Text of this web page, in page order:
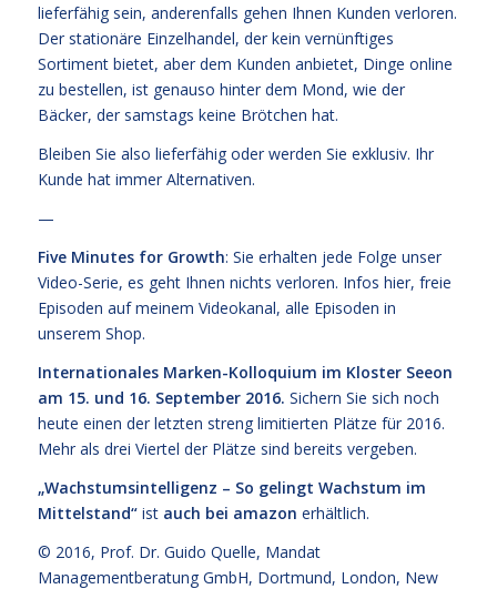
lieferfähig sein, anderenfalls gehen Ihnen Kunden verloren.
Der stationäre Einzelhandel, der kein vernünftiges
Sortiment bietet, aber dem Kunden anbietet, Dinge online
zu bestellen, ist genauso hinter dem Mond, wie der
Bäcker, der samstags keine Brötchen hat.
Bleiben Sie also lieferfähig oder werden Sie exklusiv. Ihr
Kunde hat immer Alternativen.
—
Five Minutes for Growth: Sie erhalten jede Folge unser
Video-Serie, es geht Ihnen nichts verloren. Infos hier, freie
Episoden auf meinem Videokanal, alle Episoden in
unserem Shop.
Internationales Marken-Kolloquium im Kloster Seeon
am 15. und 16. September 2016. Sichern Sie sich noch
heute einen der letzten streng limitierten Plätze für 2016.
Mehr als drei Viertel der Plätze sind bereits vergeben.
„Wachstumsintelligenz – So gelingt Wachstum im
Mittelstand“ist auch bei amazon erhältlich.
© 2016, Prof. Dr. Guido Quelle, Mandat
Managementberatung GmbH, Dortmund, London, New